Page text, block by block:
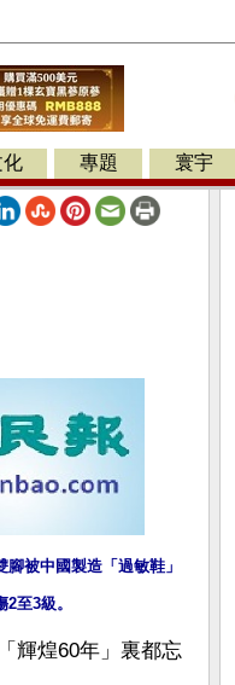
專題 寰宇
被中國製造「過敏鞋」
2至3級。
輝煌60年」裏都忘